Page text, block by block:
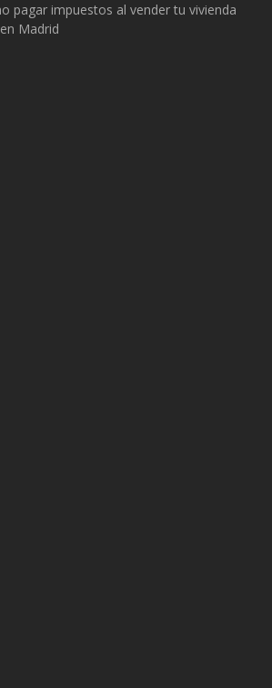
pagar impuestos al vender tu vivienda
Madrid